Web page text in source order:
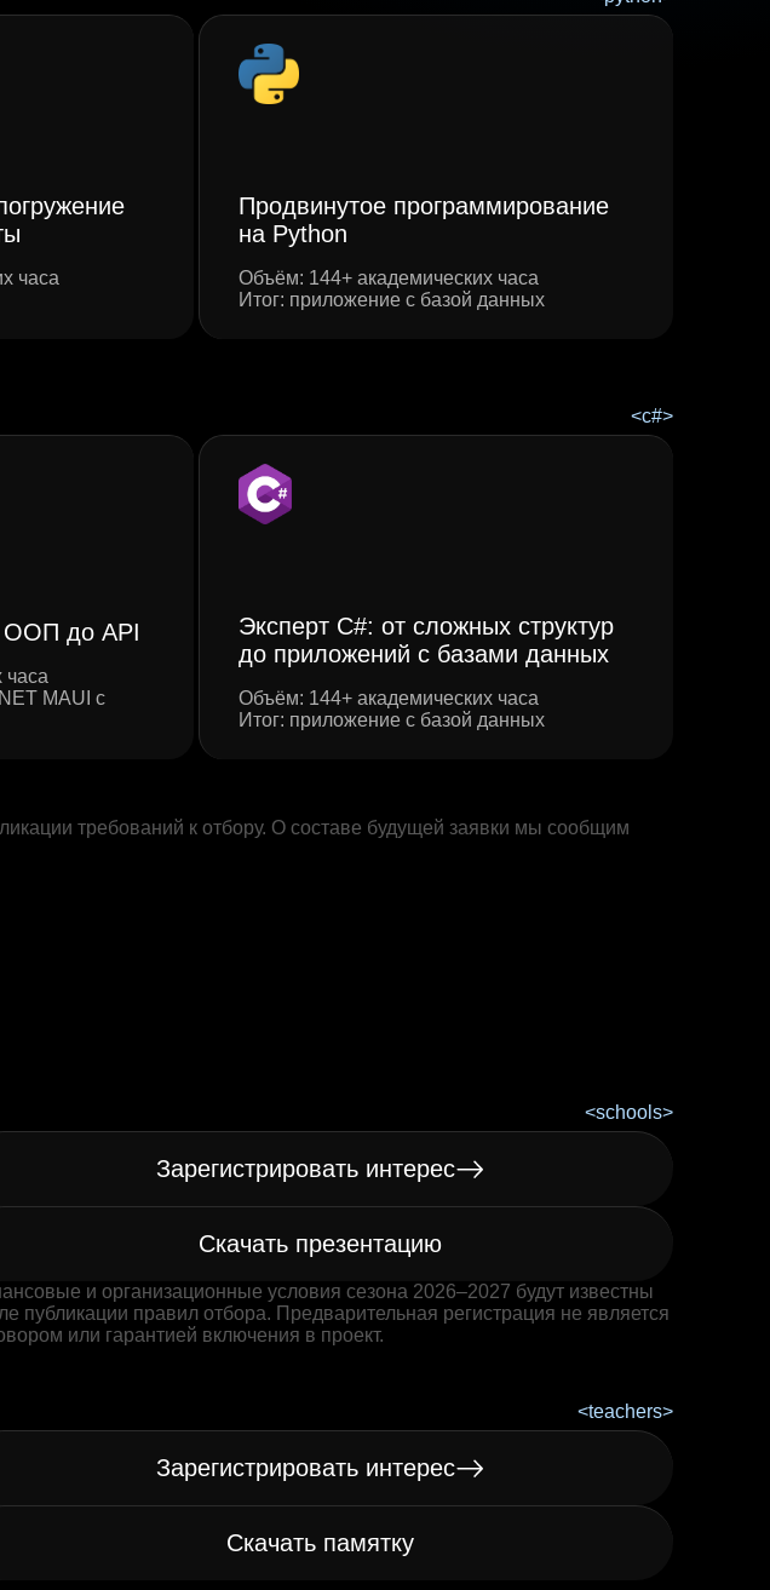
часа
Продвинутое программирование
на Python
Объём: 144+ академических часа
Итог: приложение с базой данных
ООП до API
часа
MAUI с
Эксперт C#: от сложных структур
до приложений с базами данных
Объём: 144+ академических часа
Итог: приложение с базой данных
требований к отбору. О составе будущей заявки мы сообщим
Зарегистрировать интерес
Скачать презентацию
и организационные условия сезона 2026–2027 будут известны
публикации правил отбора. Предварительная регистрация не является
или гарантией включения в проект.
Зарегистрировать интерес
Скачать памятку